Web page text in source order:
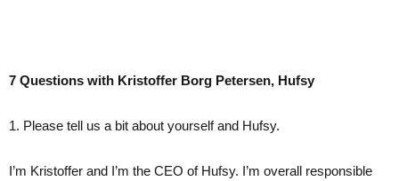
7 Questions with Kristoffer Borg Petersen, Hufsy
1. Please tell us a bit about yourself and Hufsy.
I’m Kristoffer and I’m the CEO of Hufsy. I’m overall responsible